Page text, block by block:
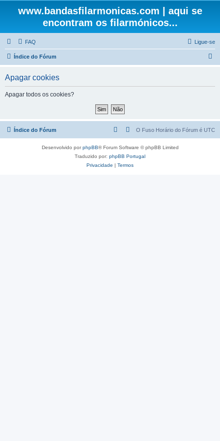
www.bandasfilarmonicas.com | aqui se
encontram os filarmónicos...
FAQ Ligue-se
Índice do Fórum
a
Apagar cookies
Apagar todos os cookies?
Índice do Fórum O Fuso Horário do Fórum é UTC
Desenvolvido porphpBB® Forum Software © phpBB Limited
Traduzido por: phpBB Portugal
Privacidade | Termos